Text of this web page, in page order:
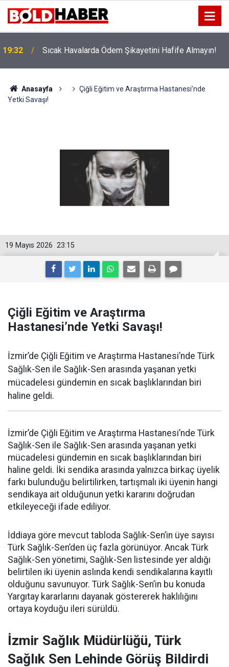
19:32 Sıcak Havalarda Ödem Şikayetini Hafife Almayın!
Anasayfa
Çiğli Eğitim ve Araştırma Hastanesi’nde
Yetki Savaşı!
23:15
19 Mayıs 2026
Çiğli Eğitim ve Araştırma
Hastanesi’nde Yetki Savaşı!
İzmir’de Çiğli Eğitim ve Araştırma Hastanesi’nde Türk
Sağlık-Sen ile Sağlık-Sen arasında yaşanan yetki
mücadelesi gündemin en sıcak başlıklarından biri
haline geldi.
İzmir’de Çiğli Eğitim ve Araştırma Hastanesi’nde Türk
Sağlık-Sen ile Sağlık-Sen arasında yaşanan yetki
mücadelesi gündemin en sıcak başlıklarından biri
haline geldi. İki sendika arasında yalnızca birkaç üyelik
farkı bulunduğu belirtilirken, tartışmalı iki üyenin hangi
sendikaya ait olduğunun yetki kararını doğrudan
etkileyeceği ifade ediliyor.
İddiaya göre mevcut tabloda Sağlık-Sen’in üye sayısı
Türk Sağlık-Sen’den üç fazla görünüyor. Ancak Türk
Sağlık-Sen yönetimi, Sağlık-Sen listesinde yer aldığı
belirtilen iki üyenin aslında kendi sendikalarına kayıtlı
olduğunu savunuyor. Türk Sağlık-Sen’in bu konuda
Yargıtay kararlarını dayanak göstererek haklılığını
ortaya koyduğu ileri sürüldü.
İzmir Sağlık Müdürlüğü, Türk
Sağlık Sen Lehinde Görüş Bildirdi